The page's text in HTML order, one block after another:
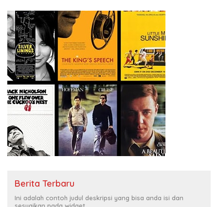
Berita Terbaru
Ini adalah contoh judul deskripsi yang bisa anda isi dan
sesuaikan pada widget